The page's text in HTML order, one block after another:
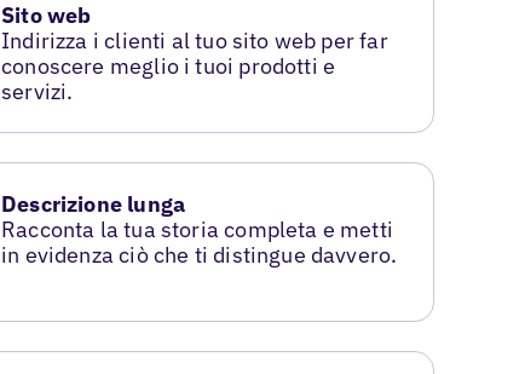
Sito web
Indirizza i clienti al tuo sito web per far
conoscere meglio i tuoi prodotti e
servizi.
Descrizione lunga
Racconta la tua storia completa e metti
in evidenza ciò che ti distingue davvero.